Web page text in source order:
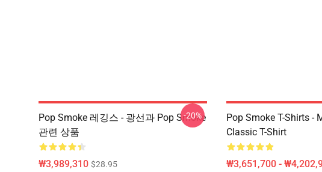
Pop Smoke 레깅스 - 광선과 Pop Smoke
관련 상품
₩3,989,310 $28.95
-20%
Pop Smoke T-Shirts -
Classic T-Shirt
₩3,651,700 -